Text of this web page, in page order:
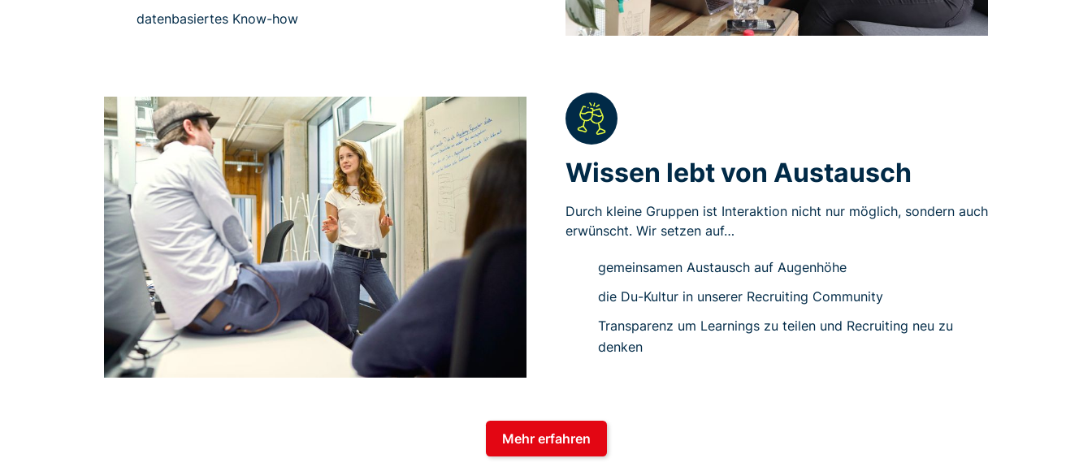
datenbasiertes Know-how
Wissen lebt von Austausch
Durch kleine Gruppen ist Interaktion nicht nur möglich, sondern auch
erwünscht. Wir setzen auf…
gemeinsamen Austausch auf Augenhöhe
die Du-Kultur in unserer Recruiting Community
Transparenz um Learnings zu teilen und Recruiting neu zu
denken
Mehr erfahren